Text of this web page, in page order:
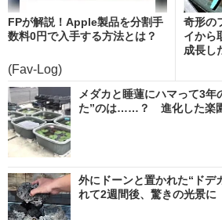
FPが解説！Apple製品を分割手
数料0円で入手する方法とは？
(Fav-Log)
奇形の
イか
成長し
メダカと睡蓮にハマって3年
た”のは……？ 進化した楽
外にドーンと置かれた“ド
れて2週間後、驚きの光景に